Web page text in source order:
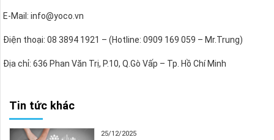
E-Mail: info@yoco.vn
Điện thoại: 08 3894 1921 – (Hotline: 0909 169 059 – Mr.Trung)
Địa chỉ: 636 Phan Văn Trị, P.10, Q.Gò Vấp – Tp. Hồ Chí Minh
Tin tức khác
25/12/2025